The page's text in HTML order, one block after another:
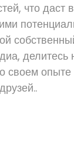
что даст
делитесь
своем